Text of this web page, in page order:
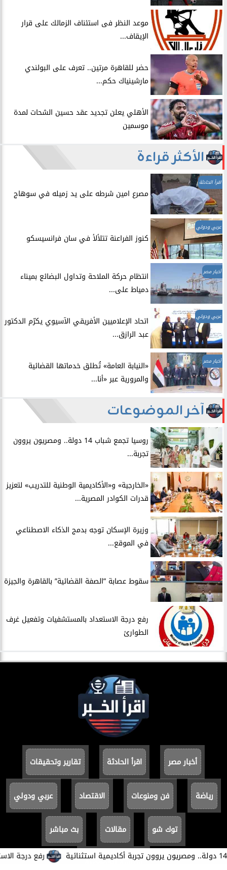
​رفع درجة
موعد النظر فى استئناف الزمالك على قرار
الإيقاف...
حضر للقاهرة مرتين.. تعرف على البولندي
مارشينياك حكم...
الأهلي يعلن تجديد عقد حسين الشحات لمدة
موسمين
الأكثر قراءة
اقرأ الحادثة
مصرع امين شرطه على يد زميله في سوهاج
عربي ودولي
​كنوز الفراعنة تتلألأ في سان فرانسيسكو
أخبار مصر
انتظام حركة الملاحة وتداول البضائع بميناء
دمياط على...
عربي ودولي
اتحاد الإعلاميين الأفريقي الآسيوي يكرّم الدكتور
عبد الرازق...
أخبار مصر
​«النيابة العامة» تُطلق خدماتها القضائية
والمرورية عبر «أنا...
آخر الموضوعات
روسيا تجمع شباب 14 دولة.. ومصريون يروون
تجربة...
​«الخارجية» و«الأكاديمية الوطنية للتدريب» لتعزيز
قدرات الكوادر المصرية...
​وزيرة الإسكان توجه بدمج الذكاء الاصطناعي
في الموقع...
سقوط عصابة ”الصفة القضائية” بالقاهرة والجيزة
​رفع درجة الاستعداد بالمستشفيات وتفعيل غرف
الطوارئ
أخبار مصر اقرأ الحادثة تقارير وتحقيقات
رياضة فن ومنوعات الاقتصاد عربي ودولي
توك شو مقالات بث مباشر
سياسة الخصوصية